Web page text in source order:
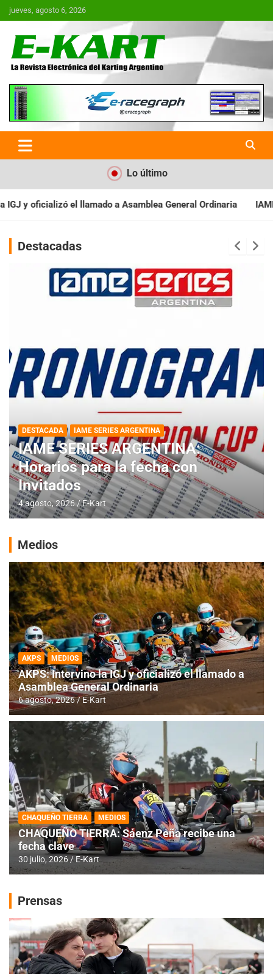
Saltar
al
jueves, agosto 6, 2026
E-Kart.com.ar | La Revista
Electrónica del Karting en
Argentina
Lo último
General Ordinaria IAME SERIES ARGENTINA:
Destacadas
DESTACADA IAME SERIES ARGENTINA
IAME SERIES ARGENTINA:
Horarios para la fecha con
Invitados
4 agosto, 2026 E-Kart
Medios
AKPS MEDIOS
AKPS: Intervino la IGJ y oficializó el llamado a
Asamblea General Ordinaria
6 agosto, 2026 E-Kart
CHAQUEÑO TIERRA MEDIOS
CHAQUEÑO TIERRA: Sáenz Peña recibe una
fecha clave
30 julio, 2026 E-Kart
Prensas